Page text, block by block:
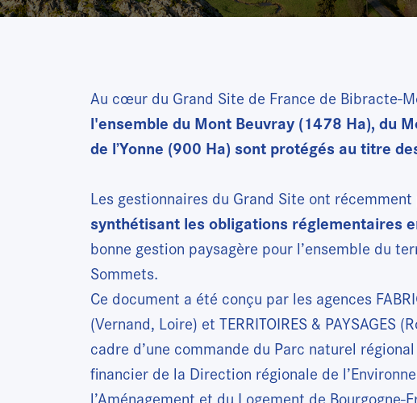
Au cœur du Grand Site de France de Bibracte-
l'ensemble du Mont Beuvray (1478 Ha), du
de l’Yonne (900 Ha) sont protégés au titre
Les gestionnaires du Grand Site ont
synthétisant les obligations réglementaires
bonne gestion paysagère pour l’ensemble du
Sommets.
Ce document a été conçu par les agences
(Vernand, Loire) et TERRITOIRES & PAYSAGES
cadre d’une commande du Parc naturel
financier de la Direction régionale de
l’Aménagement et du Logement de Bourgogne-